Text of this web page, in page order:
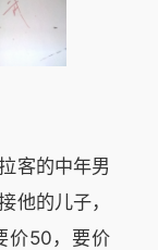
客的中年男
他的儿子，
价50，要价